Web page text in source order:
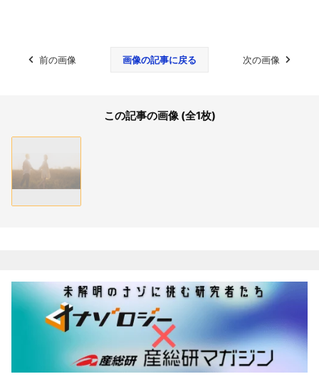
前の画像 画像の記事に戻る 次の画像
この記事の画像 (全1枚)